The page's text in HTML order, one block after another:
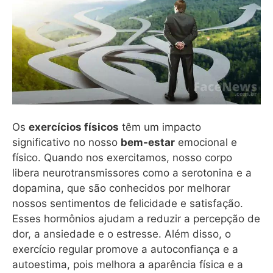
Os exercícios físicos têm um impacto
significativo no nosso bem-estar emocional e
físico. Quando nos exercitamos, nosso corpo
libera neurotransmissores como a serotonina e a
dopamina, que são conhecidos por melhorar
nossos sentimentos de felicidade e satisfação.
Esses hormônios ajudam a reduzir a percepção de
dor, a ansiedade e o estresse. Além disso, o
exercício regular promove a autoconfiança e a
autoestima, pois melhora a aparência física e a